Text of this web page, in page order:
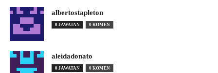
albertostapleton
0 JAWATAN 0 KOMEN
aleidadonato
0 JAWATAN 0 KOMEN